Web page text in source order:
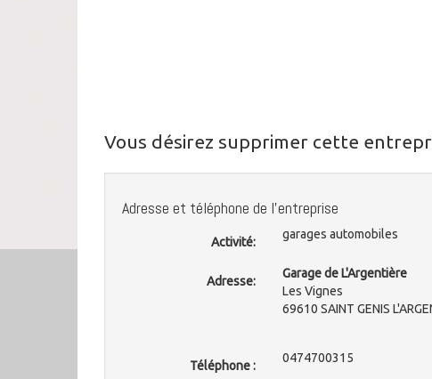
Vous désirez supprimer cette
Adresse et téléphone de l'entreprise
Activité:
garages automobiles
Adresse:
Garage de L'Argentière
Les Vignes
69610 SAINT GENIS
Téléphone :
0474700315